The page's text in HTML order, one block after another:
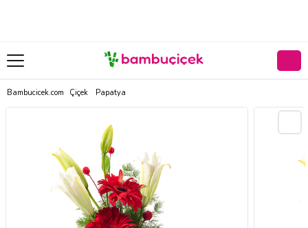
Bambucicek.com Çiçek Papatya